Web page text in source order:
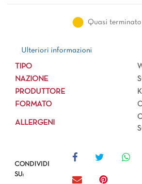
Quasi terminato
Ulteriori informazioni
Ulteriori informazioni
TIPO
NAZIONE
PRODUTTORE
FORMATO
ALLERGENI
CONDIVIDI
SU: